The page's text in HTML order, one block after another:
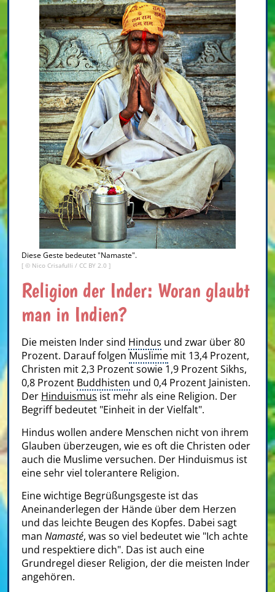
Diese Geste bedeutet "Namaste".
[ © Nico Crisafulli / CC BY 2.0 ]
Religion der Inder: Woran glaubt
man in Indien?
Die meisten Inder sind Hindus und zwar über 80
Prozent. Darauf folgen Muslime mit 13,4 Prozent,
Christen mit 2,3 Prozent sowie 1,9 Prozent Sikhs,
0,8 Prozent Buddhisten und 0,4 Prozent Jainisten.
Der Hinduismus ist mehr als eine Religion. Der
Begriff bedeutet "Einheit in der Vielfalt".
Hindus wollen andere Menschen nicht von ihrem
Glauben überzeugen, wie es oft die Christen oder
auch die Muslime versuchen. Der Hinduismus ist
eine sehr viel tolerantere Religion.
Eine wichtige Begrüßungsgeste ist das
Aneinanderlegen der Hände über dem Herzen
und das leichte Beugen des Kopfes. Dabei sagt
man Namasté, was so viel bedeutet wie "Ich achte
und respektiere dich". Das ist auch eine
Grundregel dieser Religion, der die meisten Inder
angehören.